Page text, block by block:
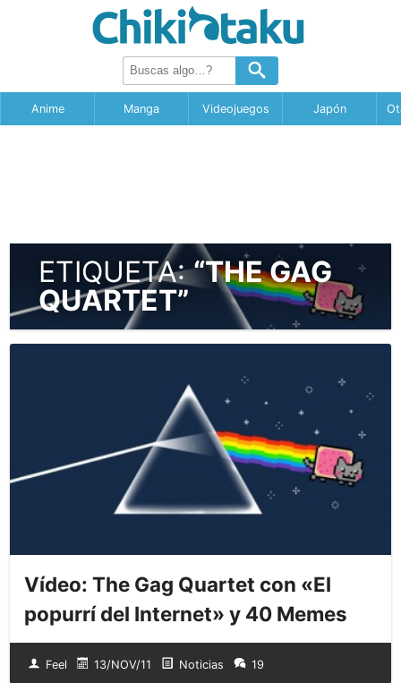
Anime Manga Videojuegos Japón
ETIQUETA:“THE GAG
QUARTET”
Vídeo: The Gag Quartet con «El
popurrí del Internet» y 40 Memes
Feel 13/NOV/11 Noticias 19